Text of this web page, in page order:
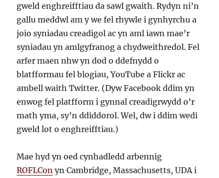
gweld enghreifftiau da sawl gwaith. Rydyn ni’n
gallu meddwl am y we fel rhywle i gynhyrchu a
joio syniadau creadigol ac yn aml iawn mae’r
syniadau yn amlgyfranog a chydweithredol. Fel
arfer maen nhw yn dod o ddefnydd o
blatfformau fel blogiau, YouTube a Flickr ac
ambell waith Twitter. (Dyw Facebook ddim yn
enwog fel platfform i gynnal creadigrwydd o’r
math yma, sy’n ddiddorol. Wel, dw i ddim wedi
gweld lot o enghreifftiau.)
Mae hyd yn oed cynhadledd arbennig
ROFLCon yn Cambridge, Massachusetts, UDA i